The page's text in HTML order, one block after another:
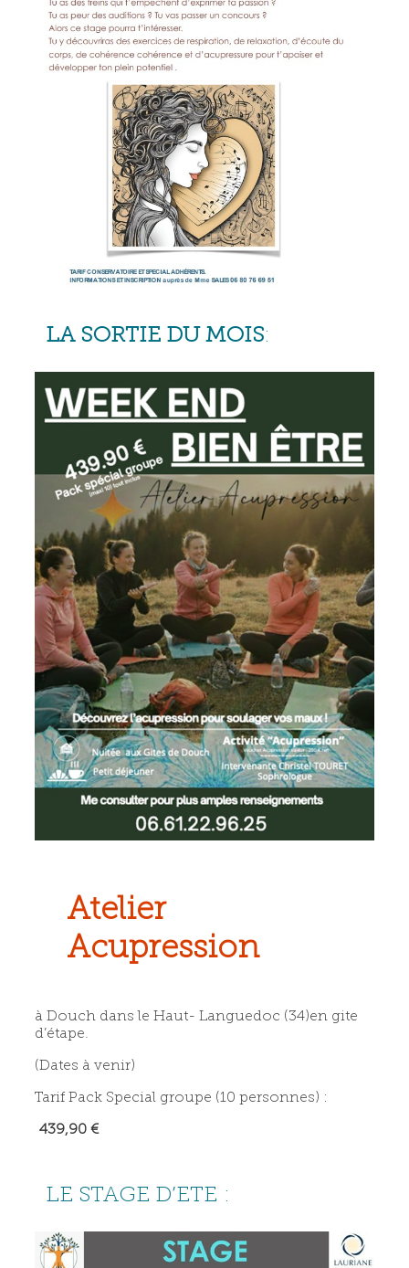
LA SORTIE DU MOIS:
Atelier
Acupression
à Douch dans le Haut- Languedoc (34)en gite
d’étape.
(Dates à venir)
Tarif Pack Special groupe (10 personnes) :
439,90 €
LE STAGE D’ETE :